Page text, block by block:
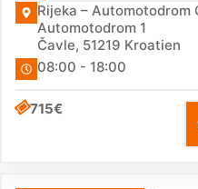
Rijeka – Automotodrom
Automotodrom 1
Čavle, 51219 Kroatien
08:00 - 18:00
715€